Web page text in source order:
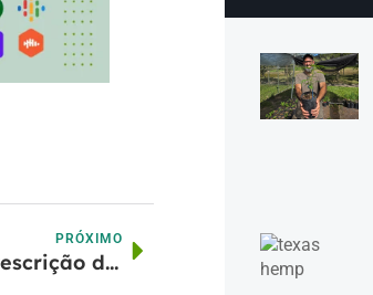
PRÓXIMO
Debate: Anvisa autoriza a prescrição de cannabis na Veterinária